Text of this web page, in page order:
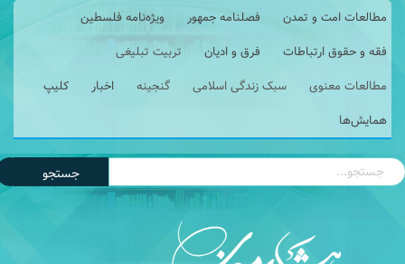
مطالعات امت و تمدن فصلنامه جمهور
ویژه‌نامه فلسطین
فقه و حقوق ارتباطات
فرق و ادیان
تربیت تبلیغی
مطالعات معنوی
سبک زندگی اسلامی گنجینه اخبار
کلیپ
همایش‌ها
جستجو